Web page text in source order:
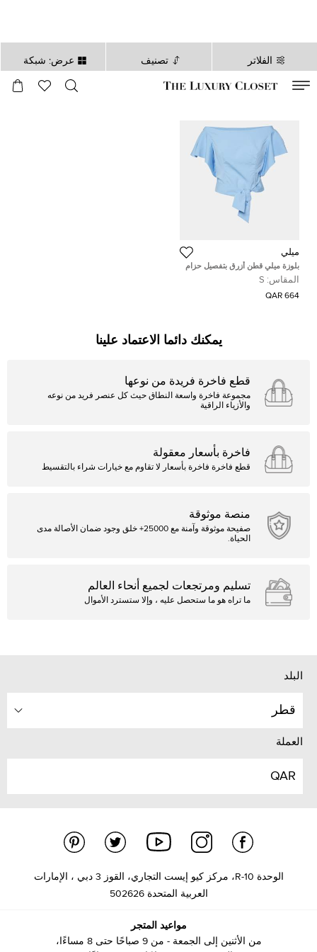
الفلاتر تصنيف عرض: شبكة
ثانية
ميلي
بلوزة ميلي قطن أزرق بتفصيل حزام
ربط على الكتف مقاس صغير
المقاس: S
664 QAR
يمكنك دائما الاعتماد علينا
قطع فاخرة فريدة من نوعها
مجموعة فاخرة واسعة النطاق حيث كل عنصر فريد من نوعه
والأزياء الراقية
فاخرة بأسعار معقولة
قطع فاخرة فاخرة بأسعار لا تقاوم مع خيارات شراء بالتقسيط
منصة موثوقة
صفيحة موثوقة وآمنة مع 25000+ خلق وجود ضمان الأصالة مدى
الحياة.
تسليم ومرتجعات لجميع أنحاء العالم
ما تراه هو ما ستحصل عليه ، وإلا ستسترد الأموال
البلد
قطر
العملة
QAR
الوحدة R-10، مركز كيو إيست التجاري، القوز 3 دبي ، الإمارات
العربية المتحدة 502626
مواعيد المتجر
من الأثنين إلى الجمعة - من 9 صباحًا حتى 8 مساءًا،